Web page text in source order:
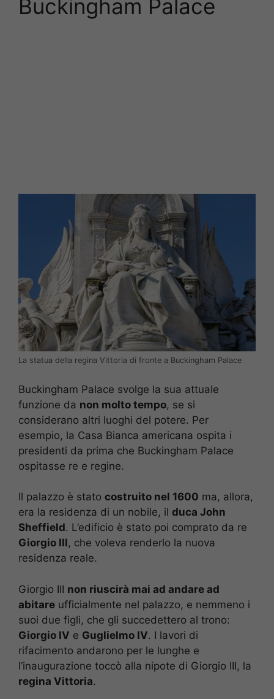
Buckingham Palace
La statua della regina Vittoria di fronte a Buckingham Palace
Buckingham Palace svolge la sua attuale
funzione da non molto tempo, se si
considerano altri luoghi del potere. Per
esempio, la Casa Bianca americana ospita i
presidenti da prima che Buckingham Palace
ospitasse re e regine.
Il palazzo è stato costruito nel 1600 ma, allora,
era la residenza di un nobile, il duca John
Sheffield. L’edificio è stato poi comprato da re
Giorgio III, che voleva renderlo la nuova
residenza reale.
Giorgio III non riuscirà mai ad andare ad
abitare ufficialmente nel palazzo, e nemmeno i
suoi due figli, che gli succedettero al trono:
Giorgio IV e Guglielmo IV. I lavori di
rifacimento andarono per le lunghe e
l’inaugurazione toccò alla nipote di Giorgio III, la
regina Vittoria.